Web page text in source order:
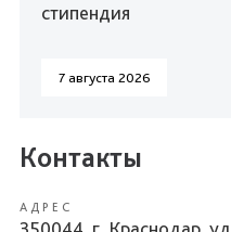
стипендия
7 августа 2026
Контакты
АДРЕС